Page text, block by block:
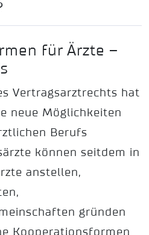
für Ärzte –
Vertragsarztrechts hat
neue Möglichkeiten
Berufs
können seitdem in
anstellen,
gründen
Kooperationsformen